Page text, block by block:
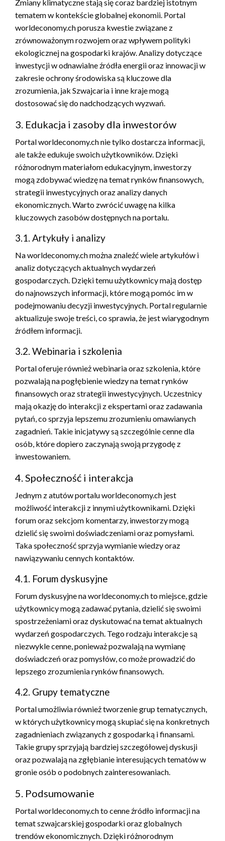
Zmiany klimatyczne stają się coraz bardziej istotnym
tematem w kontekście globalnej ekonomii. Portal
worldeconomy.ch porusza kwestie związane z
zrównoważonym rozwojem oraz wpływem polityki
ekologicznej na gospodarki krajów. Analizy dotyczące
inwestycji w odnawialne źródła energii oraz innowacji w
zakresie ochrony środowiska są kluczowe dla
zrozumienia, jak Szwajcaria i inne kraje mogą
dostosować się do nadchodzących wyzwań.
3. Edukacja i zasoby dla inwestorów
Portal worldeconomy.ch nie tylko dostarcza informacji,
ale także edukuje swoich użytkowników. Dzięki
różnorodnym materiałom edukacyjnym, inwestorzy
mogą zdobywać wiedzę na temat rynków finansowych,
strategii inwestycyjnych oraz analizy danych
ekonomicznych. Warto zwrócić uwagę na kilka
kluczowych zasobów dostępnych na portalu.
3.1. Artykuły i analizy
Na worldeconomy.ch można znaleźć wiele artykułów i
analiz dotyczących aktualnych wydarzeń
gospodarczych. Dzięki temu użytkownicy mają dostęp
do najnowszych informacji, które mogą pomóc im w
podejmowaniu decyzji inwestycyjnych. Portal regularnie
aktualizuje swoje treści, co sprawia, że jest wiarygodnym
źródłem informacji.
3.2. Webinaria i szkolenia
Portal oferuje również webinaria oraz szkolenia, które
pozwalają na pogłębienie wiedzy na temat rynków
finansowych oraz strategii inwestycyjnych. Uczestnicy
mają okazję do interakcji z ekspertami oraz zadawania
pytań, co sprzyja lepszemu zrozumieniu omawianych
zagadnień. Takie inicjatywy są szczególnie cenne dla
osób, które dopiero zaczynają swoją przygodę z
inwestowaniem.
4. Społeczność i interakcja
Jednym z atutów portalu worldeconomy.ch jest
możliwość interakcji z innymi użytkownikami. Dzięki
forum oraz sekcjom komentarzy, inwestorzy mogą
dzielić się swoimi doświadczeniami oraz pomysłami.
Taka społeczność sprzyja wymianie wiedzy oraz
nawiązywaniu cennych kontaktów.
4.1. Forum dyskusyjne
Forum dyskusyjne na worldeconomy.ch to miejsce, gdzie
użytkownicy mogą zadawać pytania, dzielić się swoimi
spostrzeżeniami oraz dyskutować na temat aktualnych
wydarzeń gospodarczych. Tego rodzaju interakcje są
niezwykle cenne, ponieważ pozwalają na wymianę
doświadczeń oraz pomysłów, co może prowadzić do
lepszego zrozumienia rynków finansowych.
4.2. Grupy tematyczne
Portal umożliwia również tworzenie grup tematycznych,
w których użytkownicy mogą skupiać się na konkretnych
zagadnieniach związanych z gospodarką i finansami.
Takie grupy sprzyjają bardziej szczegółowej dyskusji
oraz pozwalają na zgłębianie interesujących tematów w
gronie osób o podobnych zainteresowaniach.
5. Podsumowanie
Portal worldeconomy.ch to cenne źródło informacji na
temat szwajcarskiej gospodarki oraz globalnych
trendów ekonomicznych. Dzięki różnorodnym